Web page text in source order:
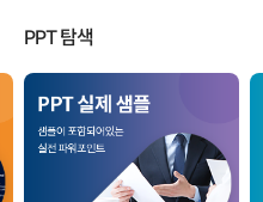
PPT 탐색